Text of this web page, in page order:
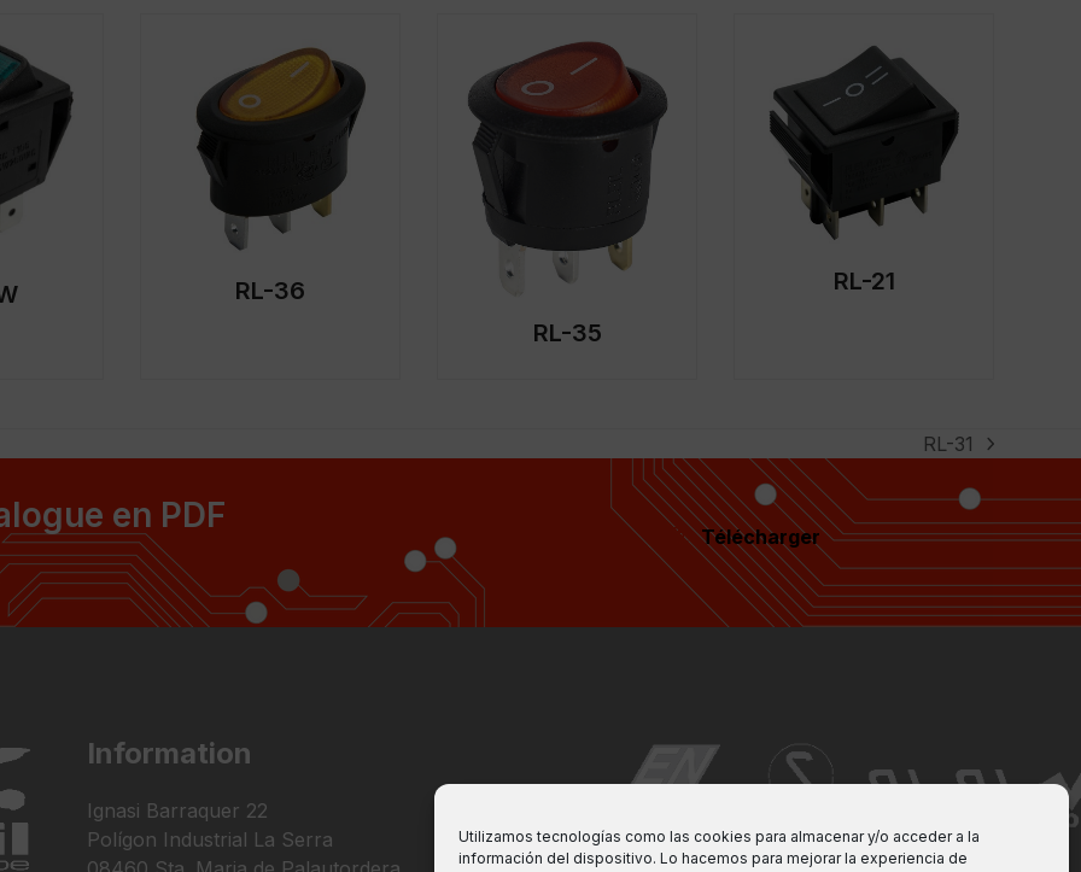
Utilizamos tecnologías como las cookies para almacenar y/o acceder a la
información del dispositivo. Lo hacemos para mejorar la experiencia de
RL-36
RL-35
RL-21
next
post:
RL-31
en PDF
Télécharger
Information
Ignasi Barraquer 22
Polígon Industrial La Serra